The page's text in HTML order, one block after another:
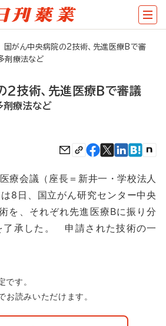
国がん中央病院の2技術、先進医療Bで審
剤療法など
2技術、先進医療Bで審議
剤療法など
療会議（座長＝新井一・学校法人
8日、国立がん研究センター中央
を、それぞれ先進医療Bに振り分
了承した。 申請された技術の一
です。
お読みいただけます。